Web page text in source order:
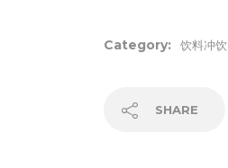
Category: 饮料冲饮
SHARE